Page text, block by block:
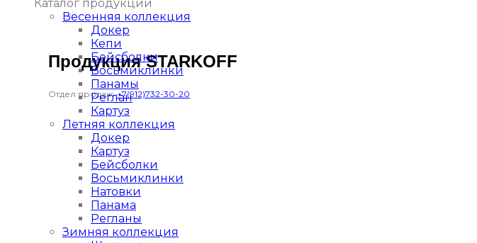
Продукция STARKOFF
Отдел продаж:+7(912)732-30-20
Каталог продукции
Весенняя коллекция
Докер
Кепи
Бейсболки
Восьмиклинки
Панамы
Реглан
Картуз
Летняя коллекция
Докер
Картуз
Бейсболки
Восьмиклинки
Натовки
Панама
Регланы
Зимняя коллекция